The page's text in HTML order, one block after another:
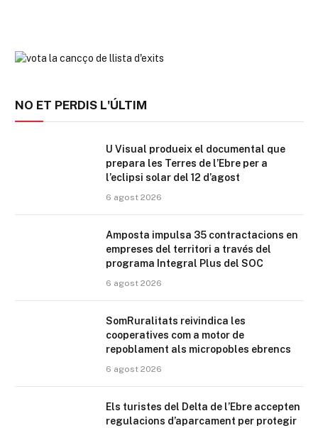
NO ET PERDIS L'ÚLTIM
U Visual produeix el documental que
prepara les Terres de l’Ebre per a
l’eclipsi solar del 12 d’agost
6 agost 2026
Amposta impulsa 35 contractacions en
empreses del territori a través del
programa Integral Plus del SOC
6 agost 2026
SomRuralitats reivindica les
cooperatives com a motor de
repoblament als micropobles ebrencs
6 agost 2026
Els turistes del Delta de l’Ebre accepten
regulacions d’aparcament per protegir